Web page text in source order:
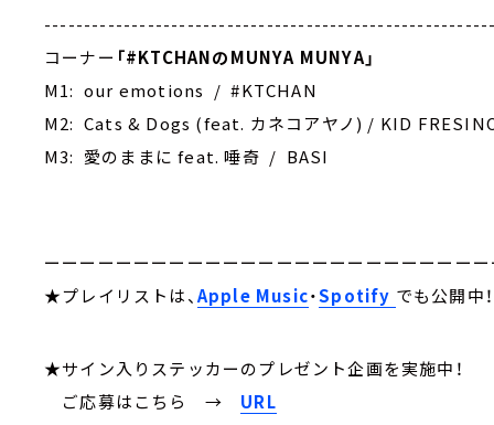
コーナー 「#KTCHANのMUNYA MUNYA」
M1: our emotions / #KTCHAN
M2: Cats & Dogs (feat. カネコアヤノ) / KID
M3: 愛のままに feat. 唾奇 / BASI
ーーーーーーーーーーーーーーーーーーーーーーーーー
★プレイリストは、 Apple Music・Spotify でも公開中！
★サイン入りステッカーのプレゼント企画を実施中！
ご応募はこちら → URL